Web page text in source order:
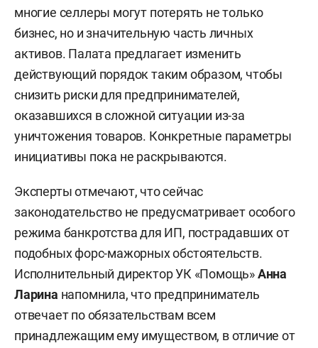
многие селлеры могут потерять не только
бизнес, но и значительную часть личных
активов. Палата предлагает изменить
действующий порядок таким образом, чтобы
снизить риски для предпринимателей,
оказавшихся в сложной ситуации из-за
уничтожения товаров. Конкретные параметры
инициативы пока не раскрываются.
Эксперты отмечают, что сейчас
законодательство не предусматривает особого
режима банкротства для ИП, пострадавших от
подобных форс-мажорных обстоятельств.
Исполнительный директор УК «Помощь»Анна
Ларина напомнила, что предприниматель
отвечает по обязательствам всем
принадлежащим ему имуществом, в отличие от